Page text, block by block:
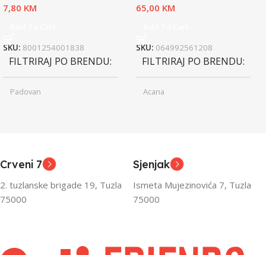
7,80 KM
SKU: 8001254001838
FILTRIRAJ PO BRENDU
Padovan
FILTRIRAJ PO TEŽINI
1kg – 3kg
65,00 KM
SKU: 064992561208
FILTRIRAJ PO BRENDU
Acana
FILTRIRAJ PO TEŽINI
Crveni 7
2. tuzlanske brigade 19, Tuzla
75000
Sjenjak
Ismeta Mujezinovića 7, Tuzla
75000